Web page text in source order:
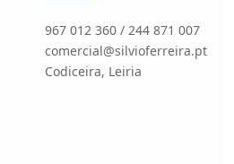
967 012 360 / 244 871 007
comercial@silvioferreira.pt
Codiceira, Leiria